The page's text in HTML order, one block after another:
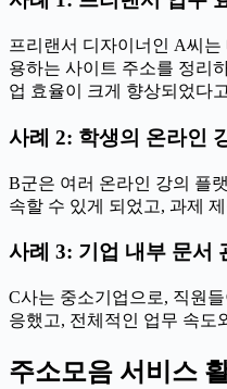
프리랜서 디자이너인 A씨
용하는 사이트 주소를 정리
업 효율이 크게 향상되었다
사례 2: 학생의 온라인
B군은 여러 온라인 강의 플
속할 수 있게 되었고, 과제
사례 3: 기업 내부 문서
C사는 중소기업으로, 직원
응했고, 전체적인 업무 속도
주소모음 서비스